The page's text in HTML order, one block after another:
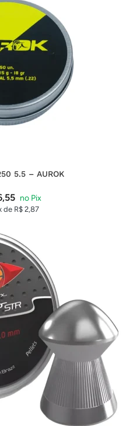
5.5 – AUROK
de R$2,87